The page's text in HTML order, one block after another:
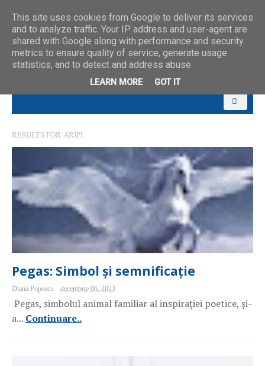
RESULTS FOR ARIPI
Pegas: Simbol și semnificație
Diana Popescu decembrie 06, 2023
Pegas, simbolul animal familiar al inspirației poetice, și-
a... Continuare..
This site uses cookies from Google to deliver its services
and to analyze traffic. Your IP address and user-agent are
shared with Google along with performance and security
metrics to ensure quality of service, generate usage
statistics, and to detect and address abuse.
LEARN MORE GOT IT